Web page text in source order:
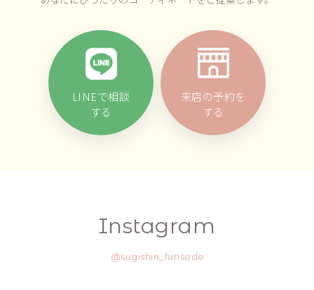
来店の予約を
する
LINEで相談
する
Instagram
@sugishin_furisode